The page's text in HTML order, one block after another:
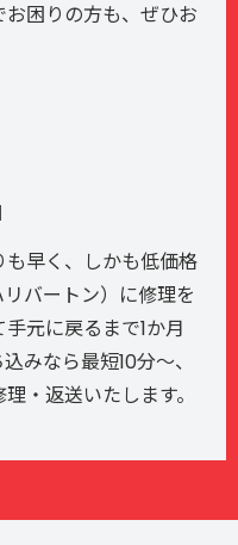
困りの方も、ぜひお
早く、しかも低価格
バートン）に修理を
元に戻るまで1か月
みなら最短10分〜、
・返送いたします。